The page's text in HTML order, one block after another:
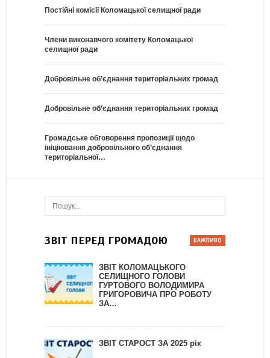
Постійні комісії Коломацької селищної ради
Члени виконавчого комітету Коломацької
селищної ради
Добровільне об’єднання територіальних громад
Добровільне об’єднання територіальних громад
Громадське обговорення пропозиції щодо
ініціювання добровільного об’єднання
територіальної…
ЗВІТ ПЕРЕД ГРОМАДОЮ
ЗВІТ КОЛОМАЦЬКОГО
СЕЛИЩНОГО ГОЛОВИ
ГУРТОВОГО ВОЛОДИМИРА
ГРИГОРОВИЧА ПРО РОБОТУ
ЗА…
ЗВІТ СТАРОСТ ЗА 2025 рік